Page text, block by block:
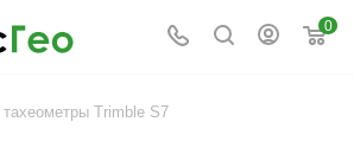
0
тахеометры Trimble S7